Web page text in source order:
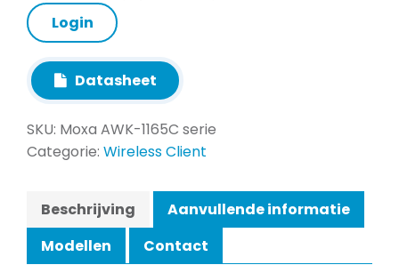
Login
Datasheet
SKU: Moxa AWK-1165C serie
Categorie: Wireless Client
Beschrijving
Aanvullende informatie
Modellen
Contact